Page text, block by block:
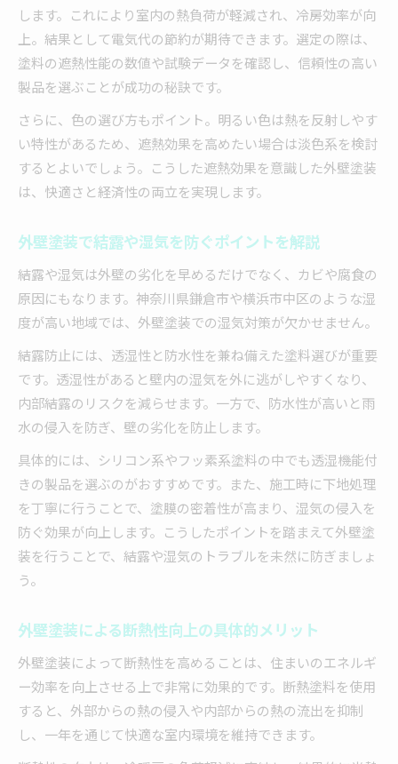
します。これにより室内の熱負荷が軽減され、冷房効率が向
上。結果として電気代の節約が期待できます。選定の際は、
塗料の遮熱性能の数値や試験データを確認し、信頼性の高い
製品を選ぶことが成功の秘訣です。
さらに、色の選び方もポイント。明るい色は熱を反射しやす
い特性があるため、遮熱効果を高めたい場合は淡色系を検討
するとよいでしょう。こうした遮熱効果を意識した外壁塗装
は、快適さと経済性の両立を実現します。
外壁塗装で結露や湿気を防ぐポイントを解説
結露や湿気は外壁の劣化を早めるだけでなく、カビや腐食の
原因にもなります。神奈川県鎌倉市や横浜市中区のような湿
度が高い地域では、外壁塗装での湿気対策が欠かせません。
結露防止には、透湿性と防水性を兼ね備えた塗料選びが重要
です。透湿性があると壁内の湿気を外に逃がしやすくなり、
内部結露のリスクを減らせます。一方で、防水性が高いと雨
水の侵入を防ぎ、壁の劣化を防止します。
具体的には、シリコン系やフッ素系塗料の中でも透湿機能付
きの製品を選ぶのがおすすめです。また、施工時に下地処理
を丁寧に行うことで、塗膜の密着性が高まり、湿気の侵入を
防ぐ効果が向上します。こうしたポイントを踏まえて外壁塗
装を行うことで、結露や湿気のトラブルを未然に防ぎましょ
う。
外壁塗装による断熱性向上の具体的メリット
外壁塗装によって断熱性を高めることは、住まいのエネルギ
ー効率を向上させる上で非常に効果的です。断熱塗料を使用
すると、外部からの熱の侵入や内部からの熱の流出を抑制
し、一年を通じて快適な室内環境を維持できます。